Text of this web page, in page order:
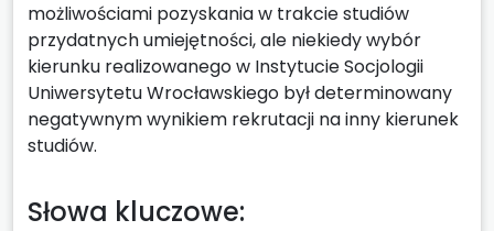
możliwościami pozyskania w trakcie studiów
przydatnych umiejętności, ale niekiedy wybór
kierunku realizowanego w Instytucie Socjologii
Uniwersytetu Wrocławskiego był determinowany
negatywnym wynikiem rekrutacji na inny kierunek
studiów.
Słowa kluczowe: